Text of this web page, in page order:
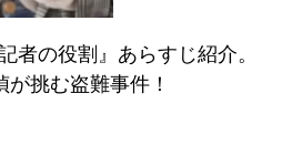
者の役割』あらすじ紹介。
挑む盗難事件！